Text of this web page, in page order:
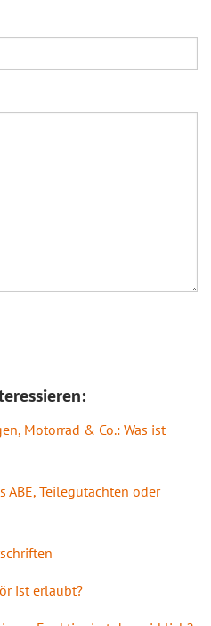
Motorrad & Co.: Was ist
ABE, Teilegutachten oder
ist erlaubt?